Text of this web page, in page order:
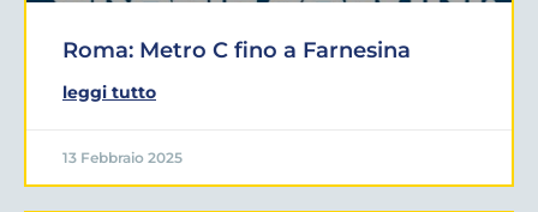
Roma: Metro C fino a Farnesina
leggi tutto
13 Febbraio 2025